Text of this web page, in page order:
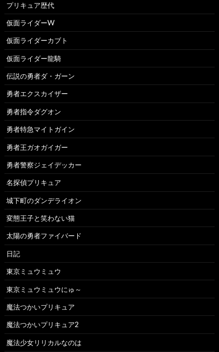
プリキュア歴代
仮面ライダーW
仮面ライダーカブト
仮面ライダー龍騎
伝説の勇者ダ・ガーン
勇者エクスカイザー
勇者指令ダグオン
勇者特急マイトガイン
勇者王ガオガイガー
勇者警察ジェイデッカー
名探偵プリキュア
城下町のダンデライオン
変態王子と笑わない猫
太陽の勇者ファイバード
日記
東京ミュウミュウ
東京ミュウミュウにゅ～
魔法つかいプリキュア
魔法つかいプリキュア2
魔法少女リリカルなのは